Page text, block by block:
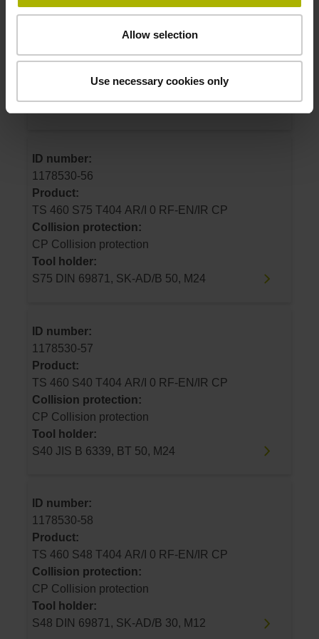
Allow selection
Use necessary cookies only
TS 460 S69 T404 AR/I 0 RF-EN/IR CP
Collision protection:
Tool holder:
S69 DIN 69893, HSK-A 63
ID number:
1178530-56
Product:
TS 460 S75 T404 AR/I 0 RF-EN/IR CP
Collision protection:
CP Collision protection
Tool holder:
S75 DIN 69871, SK-AD/B 50, M24
ID number:
1178530-57
Product:
TS 460 S40 T404 AR/I 0 RF-EN/IR CP
Collision protection:
CP Collision protection
Tool holder:
S40 JIS B 6339, BT 50, M24
ID number:
1178530-58
Product:
TS 460 S48 T404 AR/I 0 RF-EN/IR CP
Collision protection:
CP Collision protection
Tool holder:
S48 DIN 69871, SK-AD/B 30, M12